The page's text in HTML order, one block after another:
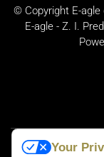
© Copyright E-
E-agle - Z. I.
Your